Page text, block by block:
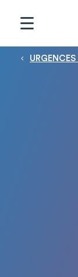
Fil d'Ariane
Panneau de